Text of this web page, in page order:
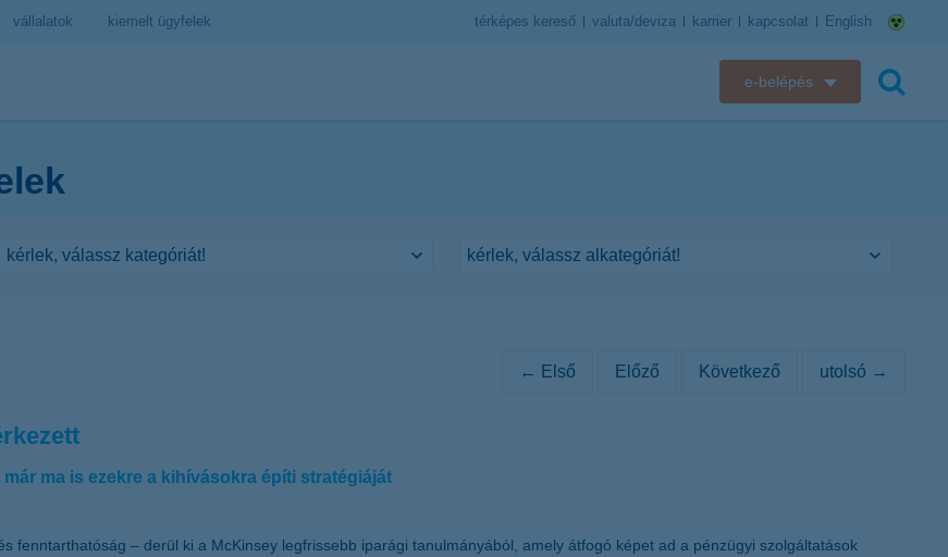
vállalatok kiemelt ügyfelek térképes kereső valuta/deviza karrier kapcsolat English
e-belépés
← Első Előző Következő utolsó →
ma is ezekre a kihívásokra építi stratégiáját
fenntarthatóság – derül ki a McKinsey legfrissebb iparági tanulmányából, amely átfogó képet ad a pénzügyi szolgáltatások